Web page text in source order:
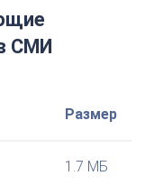
СМИ
Размер
1.7 МБ